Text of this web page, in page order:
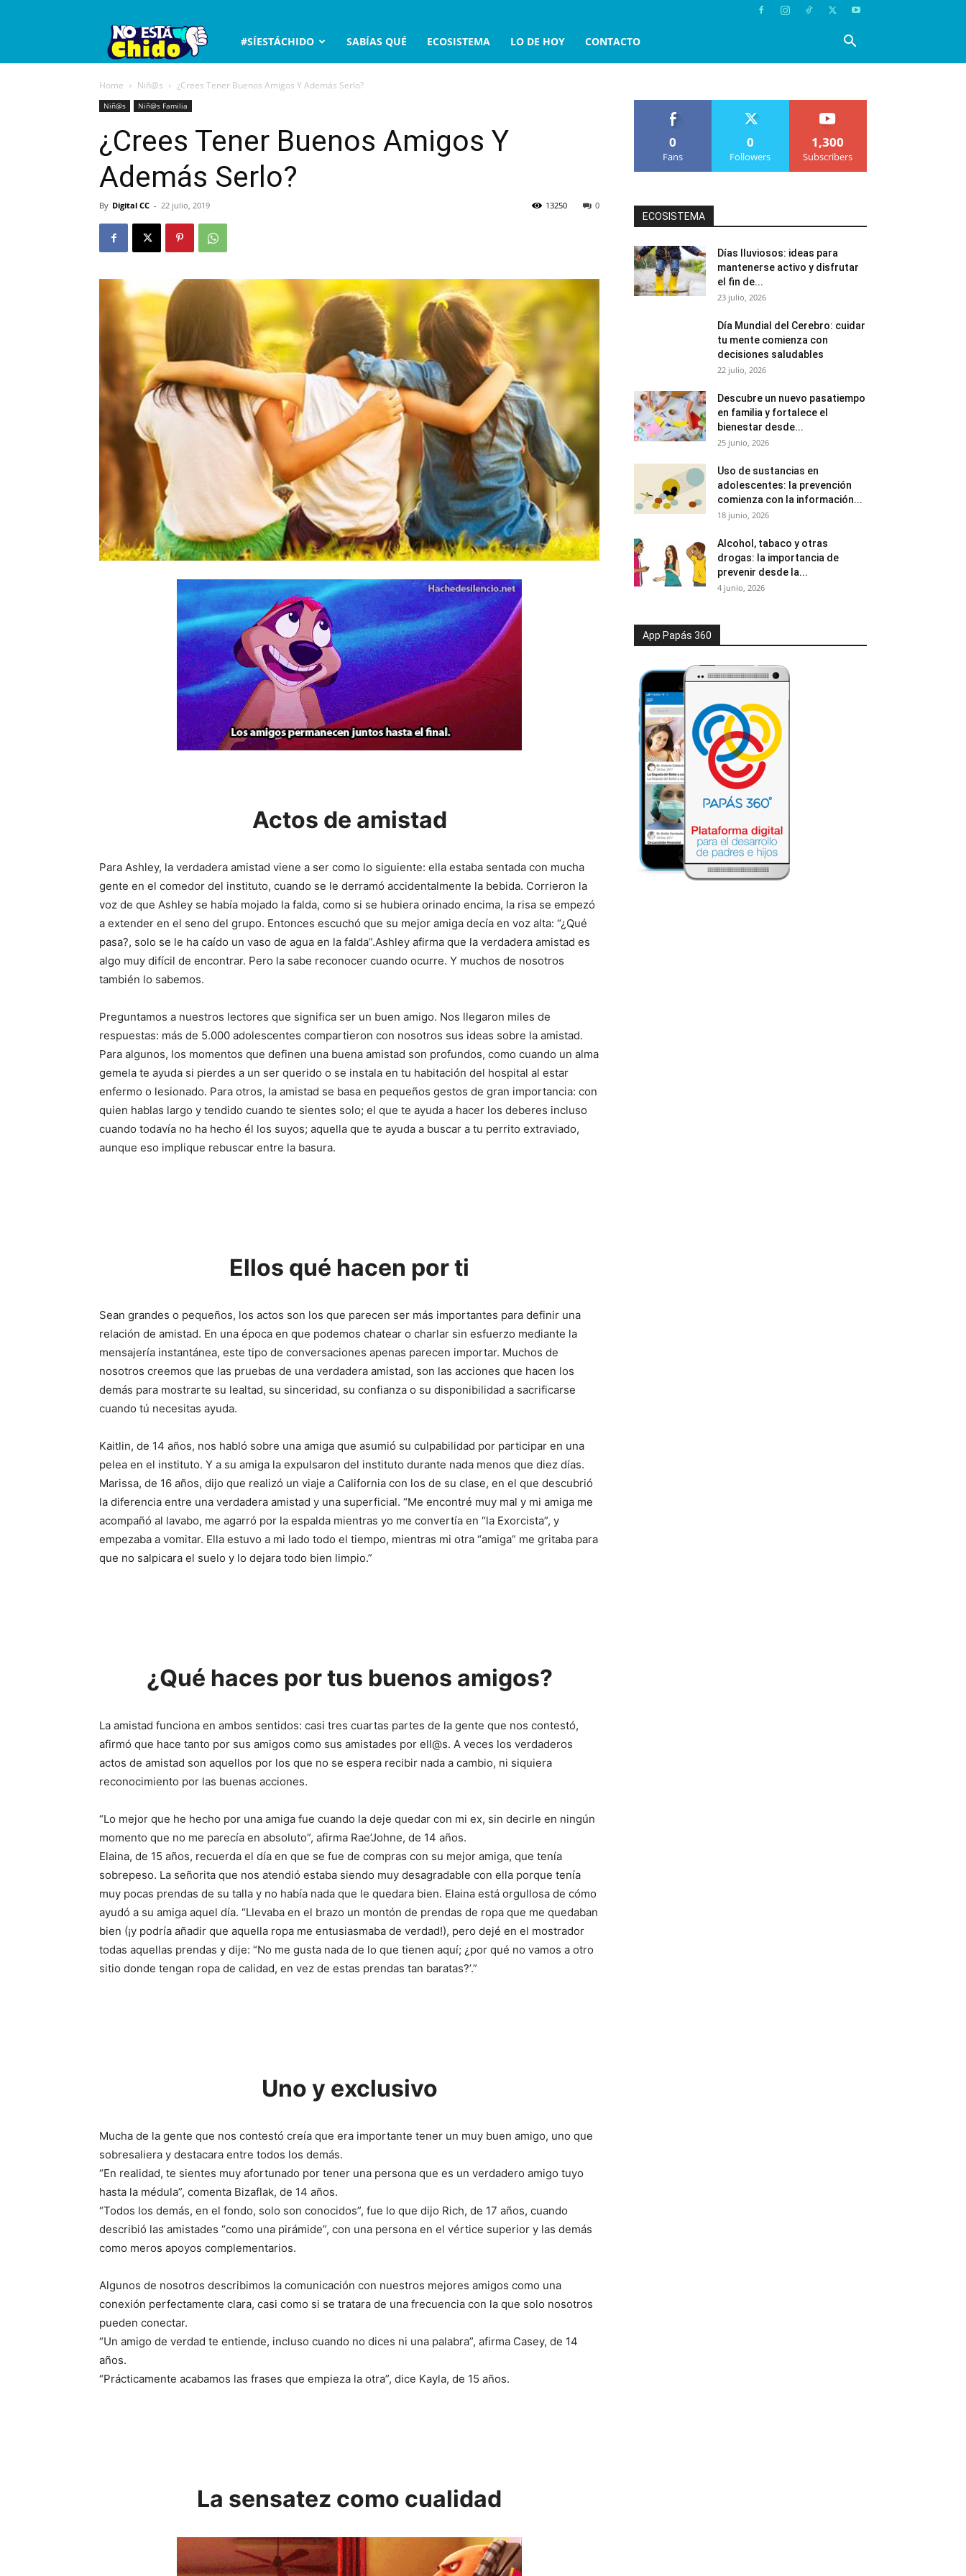
No
está
#SÍESTÁCHIDO SABÍAS QUÉ ECOSISTEMA LO DE HOY CONTACTO
Home Niñ@s ¿Crees Tener Buenos Amigos Y Además Serlo?
Niñ@s Niñ@s Familia
¿Crees Tener Buenos Amigos Y
Además Serlo?
By Digital CC - 22 julio, 2019 0
13250
Actos de amistad
Para Ashley, la verdadera amistad viene a ser como lo siguiente: ella estaba sentada con mucha
gente en el comedor del instituto, cuando se le derramó accidentalmente la bebida. Corrieron la
voz de que Ashley se había mojado la falda, como si se hubiera orinado encima, la risa se empezó
a extender en el seno del grupo. Entonces escuchó que su mejor amiga decía en voz alta: “¿Qué
pasa?, solo se le ha caído un vaso de agua en la falda”.Ashley afirma que la verdadera amistad es
algo muy difícil de encontrar. Pero la sabe reconocer cuando ocurre. Y muchos de nosotros
también lo sabemos.
Preguntamos a nuestros lectores que significa ser un buen amigo. Nos llegaron miles de
respuestas: más de 5.000 adolescentes compartieron con nosotros sus ideas sobre la amistad.
Para algunos, los momentos que definen una buena amistad son profundos, como cuando un alma
gemela te ayuda si pierdes a un ser querido o se instala en tu habitación del hospital al estar
enfermo o lesionado. Para otros, la amistad se basa en pequeños gestos de gran importancia: con
quien hablas largo y tendido cuando te sientes solo; el que te ayuda a hacer los deberes incluso
cuando todavía no ha hecho él los suyos; aquella que te ayuda a buscar a tu perrito extraviado,
aunque eso implique rebuscar entre la basura.
Ellos qué hacen por ti
Sean grandes o pequeños, los actos son los que parecen ser más importantes para definir una
relación de amistad. En una época en que podemos chatear o charlar sin esfuerzo mediante la
mensajería instantánea, este tipo de conversaciones apenas parecen importar. Muchos de
nosotros creemos que las pruebas de una verdadera amistad, son las acciones que hacen los
demás para mostrarte su lealtad, su sinceridad, su confianza o su disponibilidad a sacrificarse
cuando tú necesitas ayuda.
Kaitlin, de 14 años, nos habló sobre una amiga que asumió su culpabilidad por participar en una
pelea en el instituto. Y a su amiga la expulsaron del instituto durante nada menos que diez días.
Marissa, de 16 años, dijo que realizó un viaje a California con los de su clase, en el que descubrió
la diferencia entre una verdadera amistad y una superficial. “Me encontré muy mal y mi amiga me
acompañó al lavabo, me agarró por la espalda mientras yo me convertía en “la Exorcista”, y
empezaba a vomitar. Ella estuvo a mi lado todo el tiempo, mientras mi otra “amiga” me gritaba para
que no salpicara el suelo y lo dejara todo bien limpio.”
¿Qué haces por tus buenos amigos?
La amistad funciona en ambos sentidos: casi tres cuartas partes de la gente que nos contestó,
afirmó que hace tanto por sus amigos como sus amistades por ell@s. A veces los verdaderos
actos de amistad son aquellos por los que no se espera recibir nada a cambio, ni siquiera
reconocimiento por las buenas acciones.
“Lo mejor que he hecho por una amiga fue cuando la deje quedar con mi ex, sin decirle en ningún
momento que no me parecía en absoluto”, afirma Rae’Johne, de 14 años.
Elaina, de 15 años, recuerda el día en que se fue de compras con su mejor amiga, que tenía
sobrepeso. La señorita que nos atendió estaba siendo muy desagradable con ella porque tenía
muy pocas prendas de su talla y no había nada que le quedara bien. Elaina está orgullosa de cómo
ayudó a su amiga aquel día. “Llevaba en el brazo un montón de prendas de ropa que me quedaban
bien (¡y podría añadir que aquella ropa me entusiasmaba de verdad!), pero dejé en el mostrador
todas aquellas prendas y dije: “No me gusta nada de lo que tienen aquí; ¿por qué no vamos a otro
sitio donde tengan ropa de calidad, en vez de estas prendas tan baratas?’.”
Uno y exclusivo
Mucha de la gente que nos contestó creía que era importante tener un muy buen amigo, uno que
sobresaliera y destacara entre todos los demás.
“En realidad, te sientes muy afortunado por tener una persona que es un verdadero amigo tuyo
hasta la médula”, comenta Bizaflak, de 14 años.
“Todos los demás, en el fondo, solo son conocidos”, fue lo que dijo Rich, de 17 años, cuando
describió las amistades “como una pirámide”, con una persona en el vértice superior y las demás
como meros apoyos complementarios.
Algunos de nosotros describimos la comunicación con nuestros mejores amigos como una
conexión perfectamente clara, casi como si se tratara de una frecuencia con la que solo nosotros
pueden conectar.
“Un amigo de verdad te entiende, incluso cuando no dices ni una palabra”, afirma Casey, de 14
años.
“Prácticamente acabamos las frases que empieza la otra”, dice Kayla, de 15 años.
La sensatez como cualidad
0
Fans
0
Followers
1,300
Subscribers
ECOSISTEMA
Días lluviosos: ideas para
mantenerse activo y disfrutar
el fin de...
23 julio, 2026
Día Mundial del Cerebro: cuidar
tu mente comienza con
decisiones saludables
22 julio, 2026
Descubre un nuevo pasatiempo
en familia y fortalece el
bienestar desde...
25 junio, 2026
Uso de sustancias en
adolescentes: la prevención
comienza con la información...
18 junio, 2026
Alcohol, tabaco y otras
drogas: la importancia de
prevenir desde la...
4 junio, 2026
App Papás 360